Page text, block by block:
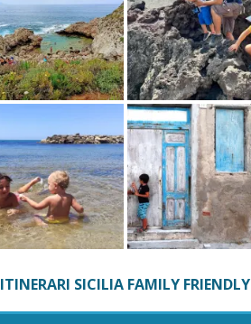
ITINERARI SICILIA FAMILY FRIENDLY